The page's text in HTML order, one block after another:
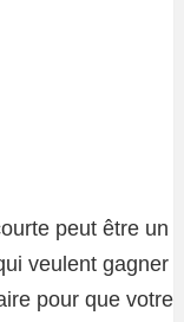
peut être un
veulent gagner
pour que votre